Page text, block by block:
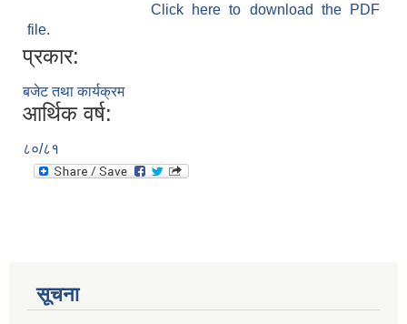
Click here to download the PDF
file.
प्रकार:
बजेट तथा कार्यक्रम
आर्थिक वर्ष:
८०/८१
सूचना